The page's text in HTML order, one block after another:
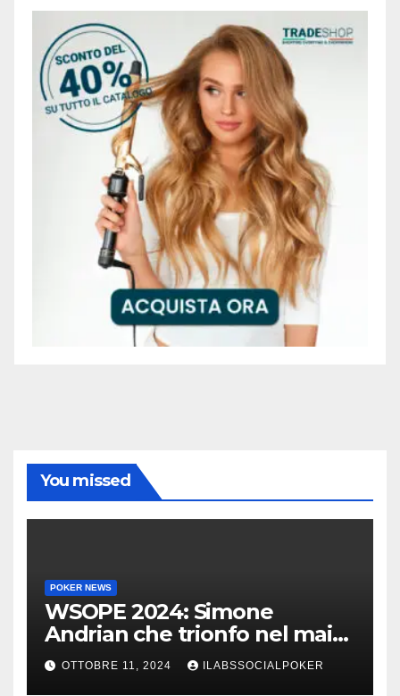
You missed
POKER NEWS
WSOPE 2024: Simone
Andrian che trionfo nel main
event al King’s
OTTOBRE 11, 2024 ILABSSOCIALPOKER